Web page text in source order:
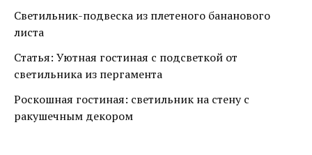
Светильник-подвеска из плетеного бананового
листа
Статья: Уютная гостиная с подсветкой от
светильника из пергамента
Роскошная гостиная: светильник на стену с
ракушечным декором